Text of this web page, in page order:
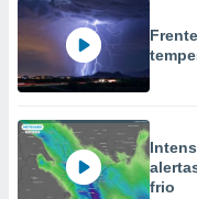
frio